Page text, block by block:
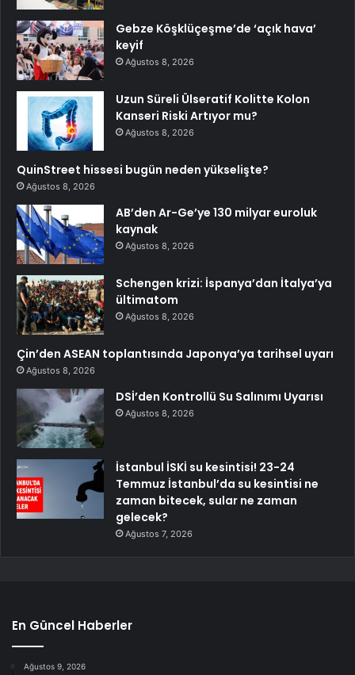
Gebze Köşklüçeşme’de ‘açık hava’
keyif
Ağustos 8, 2026
Uzun Süreli Ülseratif Kolitte Kolon
Kanseri Riski Artıyor mu?
Ağustos 8, 2026
QuinStreet hissesi bugün neden yükselişte?
Ağustos 8, 2026
AB’den Ar-Ge’ye 130 milyar euroluk
kaynak
Ağustos 8, 2026
Schengen krizi: İspanya’dan İtalya’ya
ültimatom
Ağustos 8, 2026
Çin’den ASEAN toplantısında Japonya’ya tarihsel uyarı
Ağustos 8, 2026
DSİ’den Kontrollü Su Salınımı Uyarısı
Ağustos 8, 2026
İstanbul İSKİ su kesintisi! 23-24
Temmuz İstanbul’da su kesintisi ne
zaman bitecek, sular ne zaman
gelecek?
Ağustos 7, 2026
En Güncel Haberler
Ağustos 9, 2026